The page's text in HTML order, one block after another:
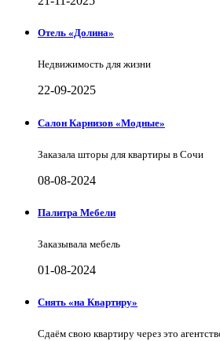
Отель «Долина»
Недвижимость для жизни
22-09-2025
Салон Карнизов «Модные»
Заказала шторы для квартиры в Сочи
08-08-2024
Палитра Мебели
Заказывала мебель
01-08-2024
Снять «на Квартиру»
Сдаём свою квартиру через это